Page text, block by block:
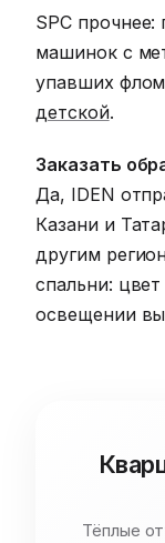
SPC прочнее:
машинок с
упавших
детской.
Заказать
Да, IDEN
Казани и
другим
спальни:
освещении
Тёплые